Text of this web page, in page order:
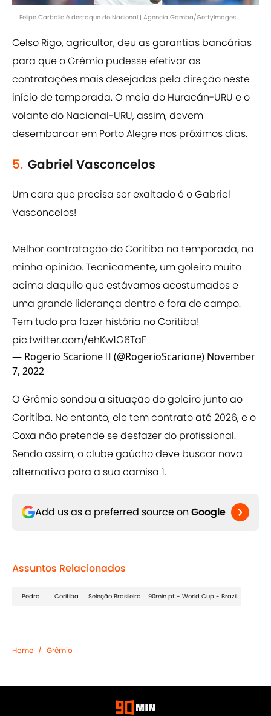
Felipe Carballo é destaque do Nacional | Agencia Gamba/GettyImages
Celso Rigo, agricultor, deu as garantias bancárias
para que o Grêmio pudesse efetivar as
contratações mais desejadas pela direção neste
início de temporada. O meia do Huracán-URU e o
volante do Nacional-URU, assim, devem
desembarcar em Porto Alegre nos próximos dias.
5. Gabriel Vasconcelos
Um cara que precisa ser exaltado é o Gabriel
Vasconcelos!
Melhor contratação do Coritiba na temporada, na
minha opinião. Tecnicamente, um goleiro muito
acima daquilo que estávamos acostumados e
uma grande liderança dentro e fora de campo.
Tem tudo pra fazer história no Coritiba!
pic.twitter.com/ehKw1G6TaF
— Rogerio Scarione  (@RogerioScarione) November
7, 2022
O Grêmio sondou a situação do goleiro junto ao
Coritiba. No entanto, ele tem contrato até 2026, e o
Coxa não pretende se desfazer do profissional.
Sendo assim, o clube gaúcho deve buscar nova
alternativa para a sua camisa 1.
Add us as a preferred source on Google
Assuntos Relacionados
Pedro Coritiba Seleção Brasileira 90min pt - World Cup - Brazil
Home / Grêmio